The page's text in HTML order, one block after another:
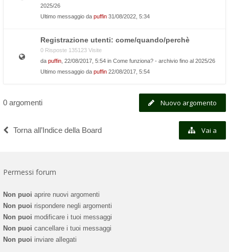
2025/26
Ultimo messaggio da puffin 31/08/2022, 5:34
Registrazione utenti: come/quando/perchè
0 Risposte 135123 Visite
da puffin , 22/08/2017, 5:54 in Come funziona? - archivio fino al 2025/26
Ultimo messaggio da puffin 22/08/2017, 5:54
Nuovo argomento
0 argomenti
Torna all’Indice della Board Vai a
Permessi forum
Non puoi aprire nuovi argomenti
Non puoi rispondere negli argomenti
Non puoi modificare i tuoi messaggi
Non puoi cancellare i tuoi messaggi
Non puoi inviare allegati